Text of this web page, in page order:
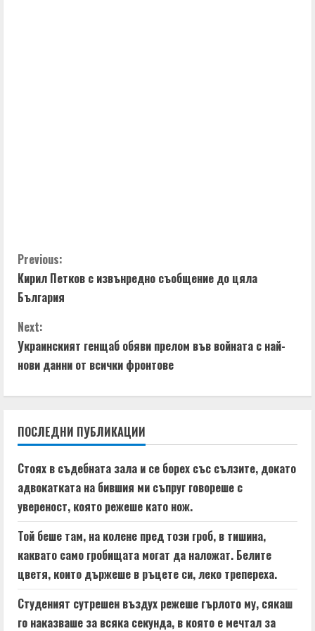
i
n
g
C
o
n
t
u
e
R
e
a
d
i
Previous:
Кирил Петков с извънредно съобщение до цяла
България
Next:
Украинският генщаб обяви прелом във войната с най-
нови данни от всички фронтове
ПОСЛЕДНИ ПУБЛИКАЦИИ
Стоях в съдебната зала и се борех със сълзите, докато
адвокатката на бившия ми съпруг говореше с
увереност, която режеше като нож.
Той беше там, на колене пред този гроб, в тишина,
каквато само гробищата могат да наложат. Белите
цветя, които държеше в ръцете си, леко трепереха.
Студеният сутрешен въздух режеше гърлото му, сякаш
го наказваше за всяка секунда, в която е мечтал за